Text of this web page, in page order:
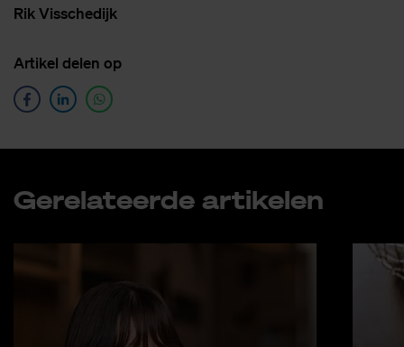
Rik Vis­sche­dijk
Ar­ti­kel de­len op
Ge­re­la­teer­de ar­ti­ke­len